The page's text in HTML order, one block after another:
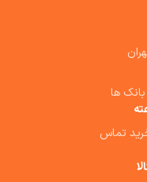
Ultra گزینهٔ قدرتمندی است این
نه فقط گرد و غبار و زباله‌ها
جارو می‌کند، بلکه تی می‌کشد،
را شست‌وشو و خشک می‌کند
اپ و دستیار صوتی تلاش
ها
تماس